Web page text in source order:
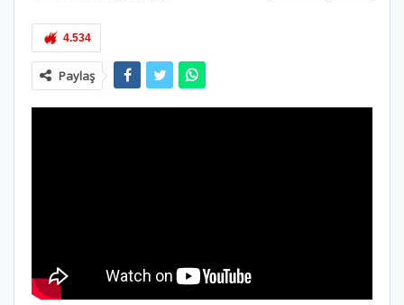
4.534
Paylaş